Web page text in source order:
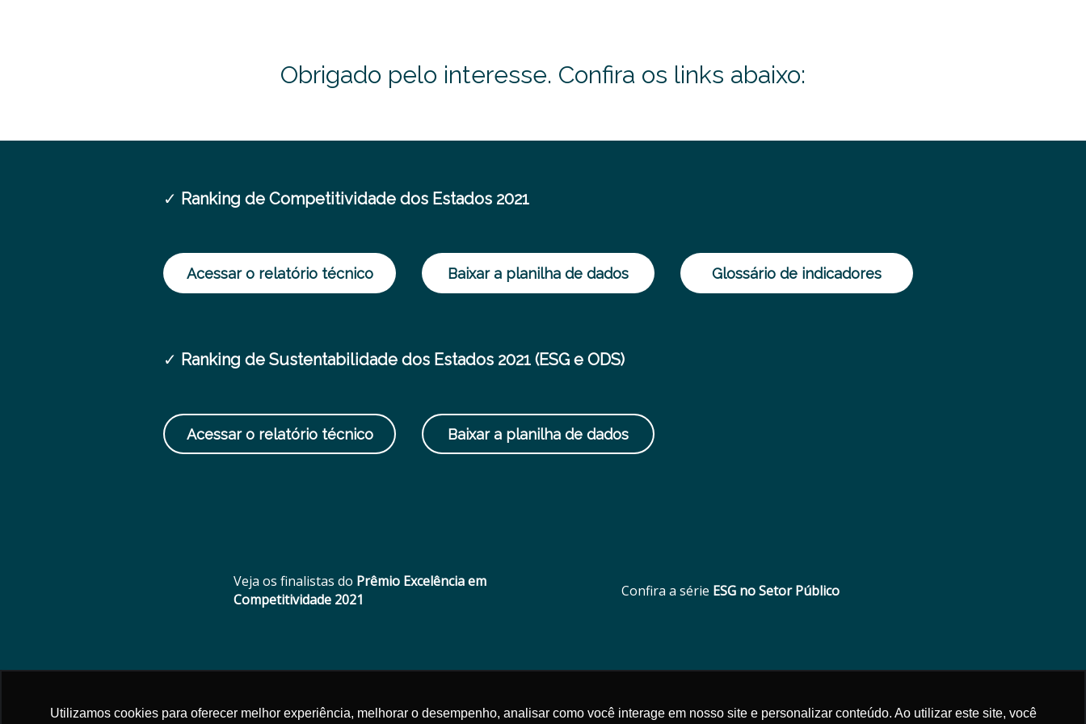
Utilizamos cookies para oferecer melhor experiência, melhorar o desempenho, analisar como você interage em nosso site e personalizar conteúdo. Ao utilizar este site, você
Obrigado pelo interesse. Confira os links abaixo:
✓ Ranking de Competitividade dos Estados 2021
Acessar o relatório técnico Baixar a planilha de dados Glossário de indicadores
✓ Ranking de Sustentabilidade dos Estados 2021 (ESG e ODS)
Acessar o relatório técnico Baixar a planilha de dados
Veja os finalistas do Prêmio Excelência em
Competitividade 2021
Confira a série ESG no Setor Público